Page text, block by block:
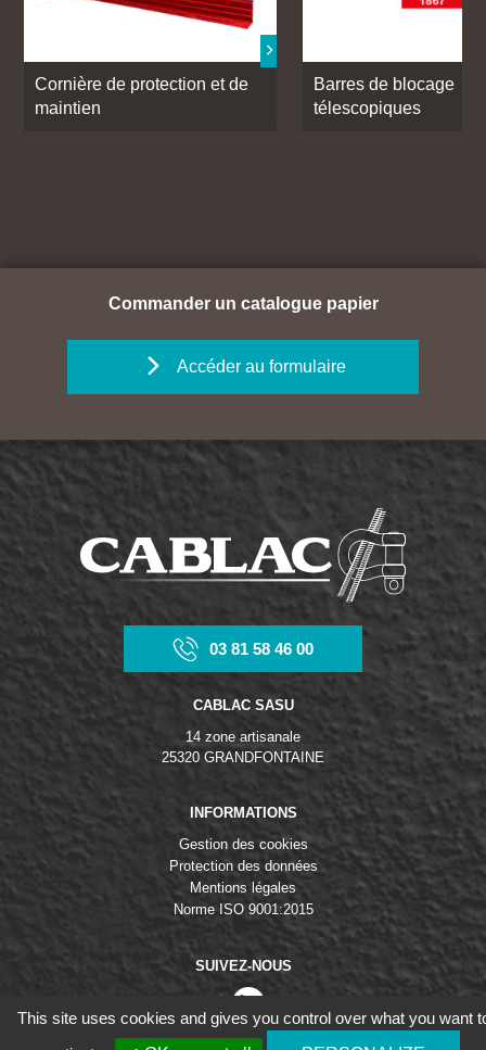
Cornière de protection et de
maintien
Barres de blocage
télescopiques
Commander un catalogue papier
Accéder au formulaire
03 81 58 46 00
CABLAC SASU
14 zone artisanale
25320 GRANDFONTAINE
INFORMATIONS
Gestion des cookies
Protection des données
Mentions légales
Norme ISO 9001:2015
SUIVEZ-NOUS
This site uses cookies and gives you control over what you want